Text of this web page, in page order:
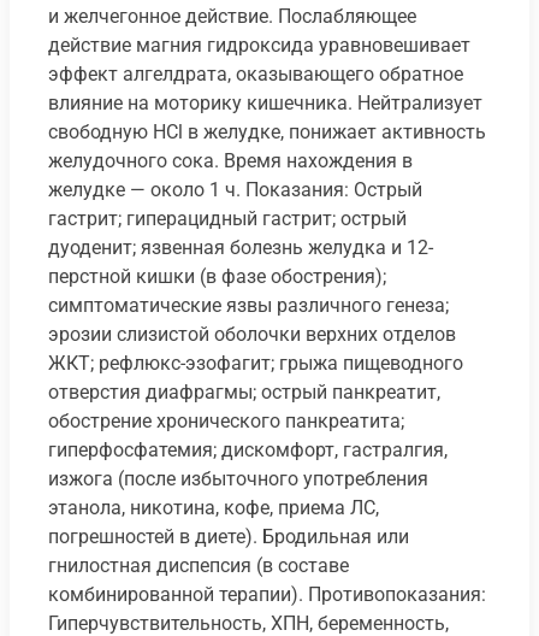
и желчегонное действие. Послабляющее
действие магния гидроксида уравновешивает
эффект алгелдрата, оказывающего обратное
влияние на моторику кишечника. Нейтрализует
свободную HCl в желудке, понижает активность
желудочного сока. Время нахождения в
желудке — около 1 ч. Показания: Острый
гастрит; гиперацидный гастрит; острый
дуоденит; язвенная болезнь желудка и 12-
перстной кишки (в фазе обострения);
симптоматические язвы различного генеза;
эрозии слизистой оболочки верхних отделов
ЖКТ; рефлюкс-эзофагит; грыжа пищеводного
отверстия диафрагмы; острый панкреатит,
обострение хронического панкреатита;
гиперфосфатемия; дискомфорт, гастралгия,
изжога (после избыточного употребления
этанола, никотина, кофе, приема ЛС,
погрешностей в диете). Бродильная или
гнилостная диспепсия (в составе
комбинированной терапии). Противопоказания:
Гиперчувствительность, ХПН, беременность,